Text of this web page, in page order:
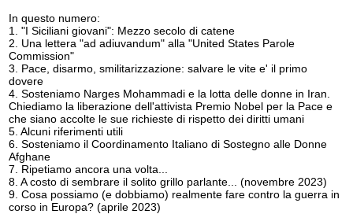
In questo numero:
1. "I Siciliani giovani": Mezzo secolo di catene
2. Una lettera "ad adiuvandum" alla "United States Parole
Commission"
3. Pace, disarmo, smilitarizzazione: salvare le vite e' il primo
dovere
4. Sosteniamo Narges Mohammadi e la lotta delle donne in Iran.
Chiediamo la liberazione dell'attivista Premio Nobel per la Pace e
che siano accolte le sue richieste di rispetto dei diritti umani
5. Alcuni riferimenti utili
6. Sosteniamo il Coordinamento Italiano di Sostegno alle Donne
Afghane
7. Ripetiamo ancora una volta...
8. A costo di sembrare il solito grillo parlante... (novembre 2023)
9. Cosa possiamo (e dobbiamo) realmente fare contro la guerra in
corso in Europa? (aprile 2023)